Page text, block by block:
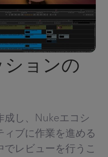
ョンの
成し、Nukeエコシ
ィブに作業を進める
レビューを行うこ